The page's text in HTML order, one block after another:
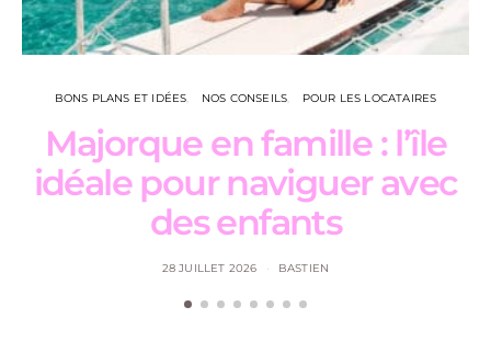
BONS PLANS ET IDÉES NOS CONSEILS POUR LES LOCATAIRES
Majorque en famille : l’île
idéale pour naviguer avec
des enfants
28 JUILLET 2026 BASTIEN